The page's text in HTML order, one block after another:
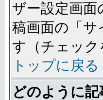
ザー設定画
稿画面の「
す（チェッ
トップに戻る
どのように